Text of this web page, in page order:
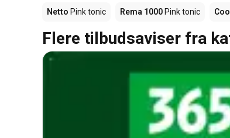
Netto Pink tonic Rema 1000 Pink tonic
Flere tilbudsaviser fra